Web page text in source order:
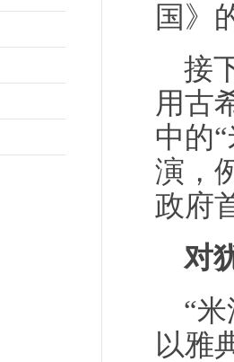
国》
接
用古
中的
演，
政府
对
“
以雅